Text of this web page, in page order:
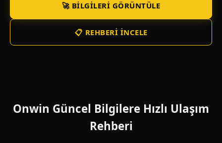
🚀 BILGILERI GÖRÜNTÜLE
📋 REHBERI İNCELE
Onwin Güncel Bilgilere Hızlı Ulaşım
Rehberi